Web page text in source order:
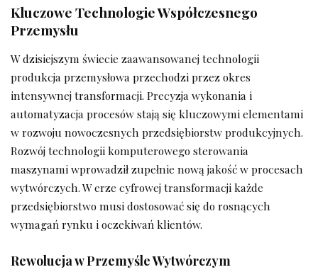
Kluczowe Technologie Współczesnego
Przemysłu
W dzisiejszym świecie zaawansowanej technologii
produkcja przemysłowa przechodzi przez okres
intensywnej transformacji. Precyzja wykonania i
automatyzacja procesów stają się kluczowymi elementami
w rozwoju nowoczesnych przedsiębiorstw produkcyjnych.
Rozwój technologii komputerowego sterowania
maszynami wprowadził zupełnie nową jakość w procesach
wytwórczych. W erze cyfrowej transformacji każde
przedsiębiorstwo musi dostosować się do rosnących
wymagań rynku i oczekiwań klientów.
Rewolucja w Przemyśle Wytwórczym